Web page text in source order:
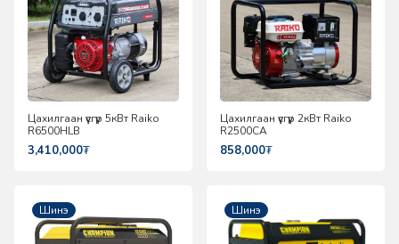
Цахилгаан үүсгүүр 5кВт Raiko
R6500HLB
3,410,000₮
Цахилгаан үүсгүүр 2кВт Raiko
R2500CA
858,000₮
Шинэ Шинэ